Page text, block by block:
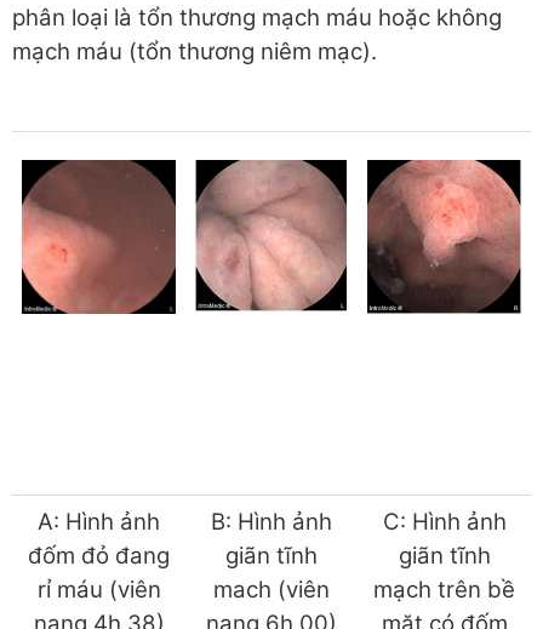
phân loại là tổn thương mạch máu hoặc không
mạch máu (tổn thương niêm mạc).
A: Hình ảnh
đốm đỏ đang
rỉ máu (viên
B: Hình ảnh
giãn tĩnh
mach (viên
C: Hình ảnh
giãn tĩnh
mạch trên bề